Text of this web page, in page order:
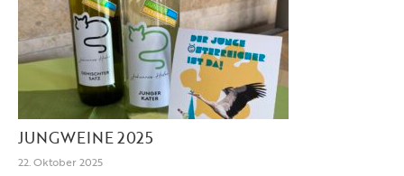
JUNGWEINE 2025
22. Oktober 2025